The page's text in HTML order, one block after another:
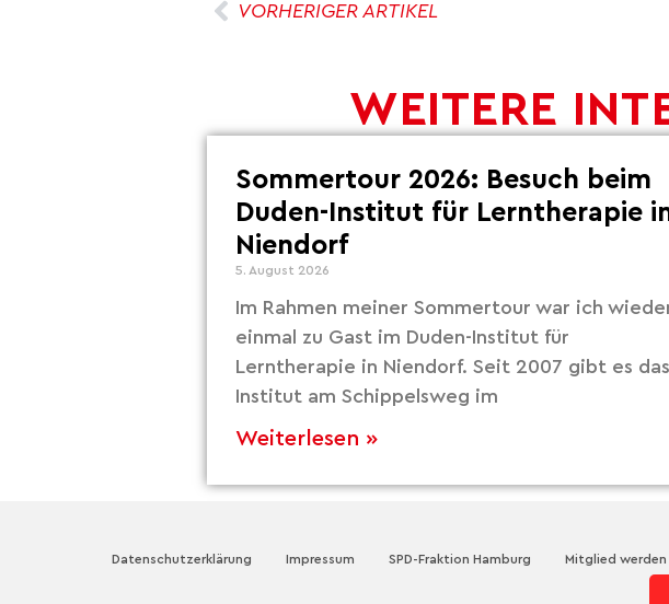
VORHERIGER ARTIKEL
WEITERE
Sommertour 2026: Besuch beim
Duden-Institut für Lerntherapie
Niendorf
5. August 2026
Im Rahmen meiner Sommertour war ich
einmal zu Gast im Duden-Institut für
Lerntherapie in Niendorf. Seit 2007 gibt es das
Institut am Schippelsweg im
Weiterlesen »
Datenschutzerklärung Impressum SPD-Fraktion Hamburg Mitglied werden